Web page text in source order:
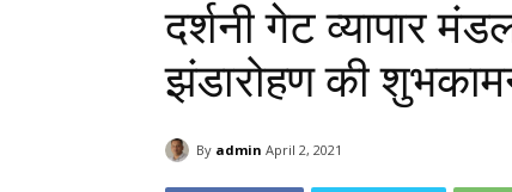
दर्शनी गेट व्यापार
झंडारोहण की
By admin April 2, 2021